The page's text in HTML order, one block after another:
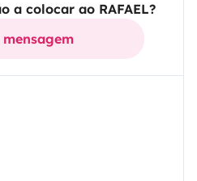
a colocar ao RAFAEL?